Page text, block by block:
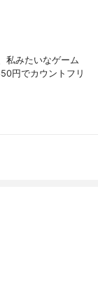
私みたいなゲーム
円でカウントフリ